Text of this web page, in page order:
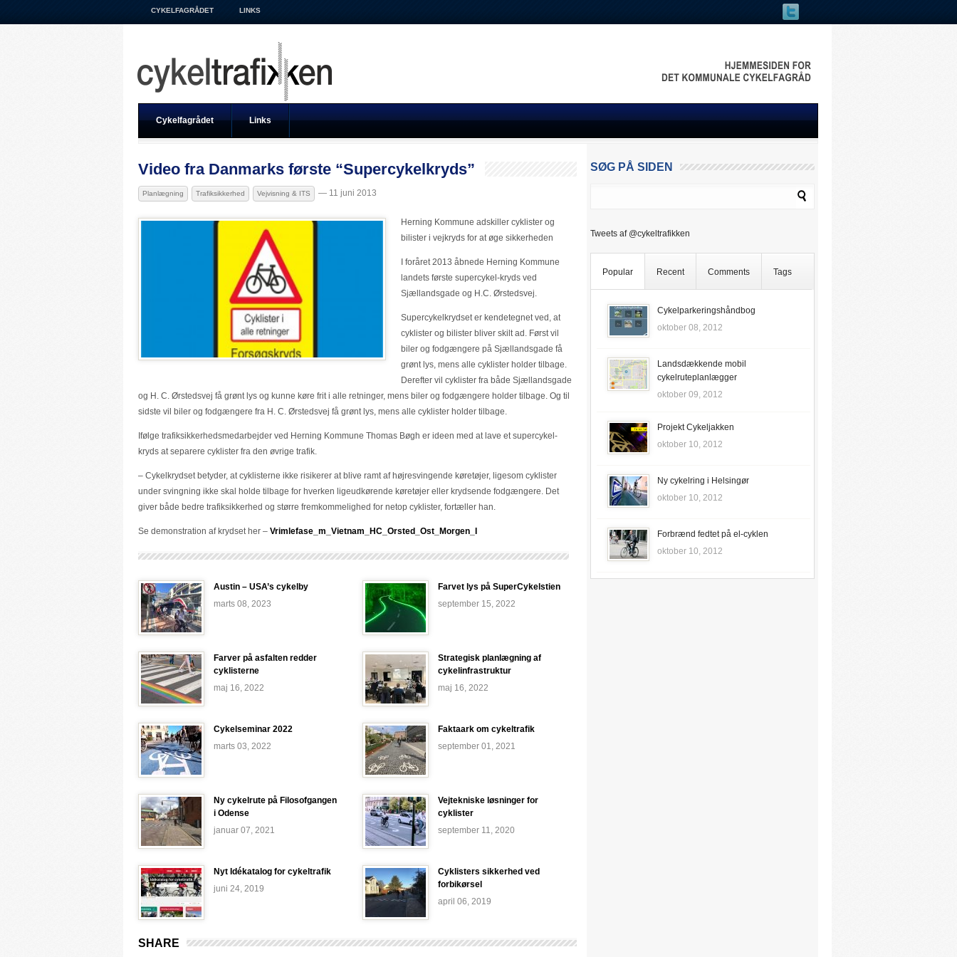
CYKELFAGRÅDET LINKS
Cykelfagrådet Links
Video fra Danmarks første “Supercykelkryds”
Planlægning Trafiksikkerhed Vejvisning & ITS — 11 juni 2013
Herning Kommune adskiller cyklister og
bilister i vejkryds for at øge sikkerheden
I foråret 2013 åbnede Herning Kommune
landets første supercykel-kryds ved
Sjællandsgade og H.C. Ørstedsvej.
Supercykelkrydset er kendetegnet ved, at
cyklister og bilister bliver skilt ad. Først vil
biler og fodgængere på Sjællandsgade få
grønt lys, mens alle cyklister holder tilbage.
Derefter vil cyklister fra både Sjællandsgade
og H. C. Ørstedsvej få grønt lys og kunne køre frit i alle retninger, mens biler og fodgængere holder tilbage. Og til
sidste vil biler og fodgængere fra H. C. Ørstedsvej få grønt lys, mens alle cyklister holder tilbage.
Ifølge trafiksikkerhedsmedarbejder ved Herning Kommune Thomas Bøgh er ideen med at lave et supercykel-
kryds at separere cyklister fra den øvrige trafik.
– Cykelkrydset betyder, at cyklisterne ikke risikerer at blive ramt af højresvingende køretøjer, ligesom cyklister
under svingning ikke skal holde tilbage for hverken ligeudkørende køretøjer eller krydsende fodgængere. Det
giver både bedre trafiksikkerhed og større fremkommelighed for netop cyklister, fortæller han.
Se demonstration af krydset her – Vrimlefase_m_Vietnam_HC_Orsted_Ost_Morgen_I
Austin – USA’s cykelby
marts 08, 2023
Farvet lys på SuperCykelstien
september 15, 2022
Farver på asfalten redder
cyklisterne
maj 16, 2022
Strategisk planlægning af
cykelinfrastruktur
maj 16, 2022
Cykelseminar 2022
marts 03, 2022
Faktaark om cykeltrafik
september 01, 2021
Ny cykelrute på Filosofgangen
i Odense
januar 07, 2021
Vejtekniske løsninger for
cyklister
september 11, 2020
Nyt Idékatalog for cykeltrafik
juni 24, 2019
Cyklisters sikkerhed ved
forbikørsel
april 06, 2019
SHARE
SØG PÅ SIDEN
Tweets af @cykeltrafikken
Popular Recent Comments Tags
Cykelparkeringshåndbog
oktober 08, 2012
Landsdækkende mobil
cykelruteplanlægger
oktober 09, 2012
Projekt Cykeljakken
oktober 10, 2012
Ny cykelring i Helsingør
oktober 10, 2012
Forbrænd fedtet på el-cyklen
oktober 10, 2012